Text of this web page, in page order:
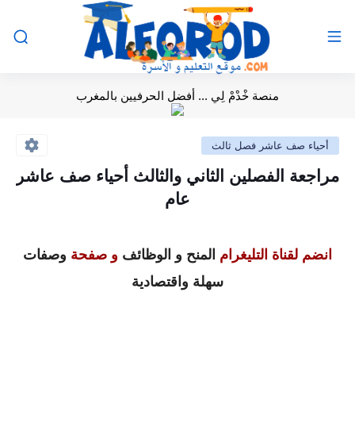
منصة خْدْمْ لِي ... أفضل الحرفيين بالمغرب
أحياء صف عاشر فصل ثالث
مراجعة الفصلين الثاني والثالث أحياء صف عاشر
عام
انضم لقناة التليغرام المنح و الوظائف و صفحة وصفات
سهلة واقتصادية